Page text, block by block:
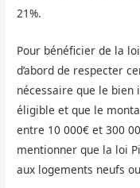
21%.
Pour bénéficier de la
d’abord de respecter
nécessaire que le
éligible et que le
entre 10 000€ et 300
mentionner que la loi
aux logements neufs